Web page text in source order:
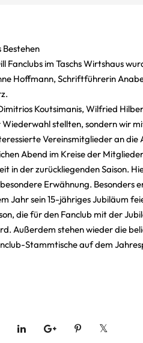
im Taschs Wirtshaus
Hoffmann, Schriftführerin
Koutsimanis, Wilfried
stellten, sondern wir
Vereinsmitglieder an
Abend im Kreise der
in der zurückliegenden Saison.
Erwähnung. Besonders
Jahr sein 15-jähriges Jubiläum
die für den Fanclub mit der
Außerdem stehen wieder die
Stammtische auf dem